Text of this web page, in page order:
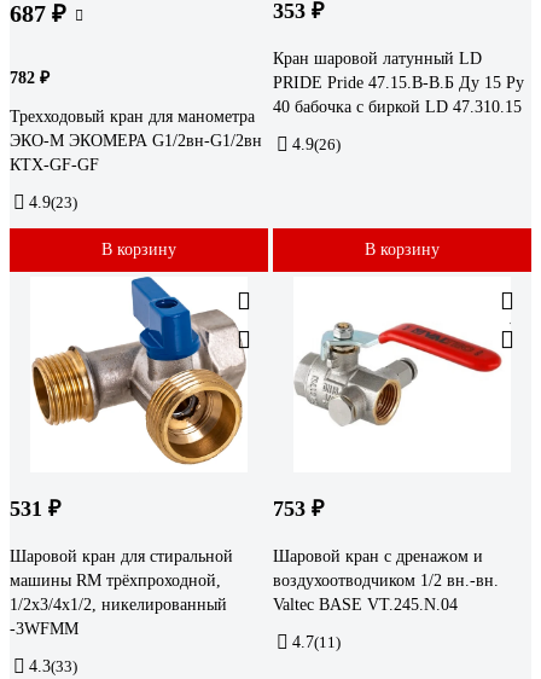
687 ₽
782 ₽
Трехходовый кран для манометра
ЭКО-М ЭКОМЕРА G1/2вн-G1/2вн
КТХ-GF-GF
4.9(23)
В корзину
353 ₽
Кран шаровой латунный LD
PRIDE Pride 47.15.В-В.Б Ду 15 Ру
40 бабочка с биркой LD 47.310.15
4.9(26)
В корзину
531 ₽
Шаровой кран для стиральной
машины RM трёхпроходной,
1/2х3/4х1/2, никелированный
-3WFMM
4.3(33)
753 ₽
Шаровой кран с дренажом и
воздухоотводчиком 1/2 вн.-вн.
Valtec BASE VT.245.N.04
4.7(11)